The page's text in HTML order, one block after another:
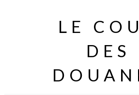
LE
DES